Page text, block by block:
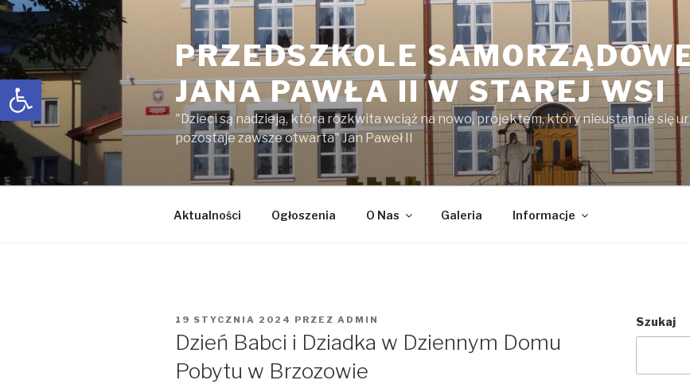
Open toolbar
Przejdź
treści
PRZEDSZKOLE
JANA PAWŁA II W STAREJ WSI
"Dzieci są nadzieją, która rozkwita wciąż na nowo, projektem, który nieustannie się
pozostaje zawsze otwarta" Jan Paweł II
Aktualności Ogłoszenia O Nas Galeria Informacje
OPUBLIKOWANE
19 STYCZNIA 2024 PRZEZ ADMIN
Dzień Babci i Dziadka w Dziennym Domu
Pobytu w Brzozowie
Szukaj